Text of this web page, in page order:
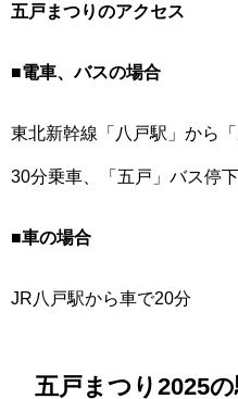
五戸まつりのアクセス
■電車、バスの場合
東北新幹線「八戸駅」から
30分乗車、「五戸」バス停下
■車の場合
JR八戸駅から車で20分
五戸まつり2025の